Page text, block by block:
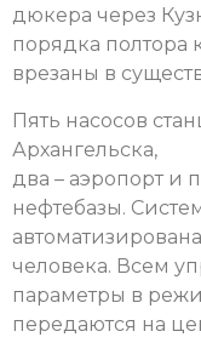
дюкера через
порядка полтора
врезаны в
Пять насосов
Архангельска,
два – аэропорт и
нефтебазы.
человека. Всем
параметры в
передаются на